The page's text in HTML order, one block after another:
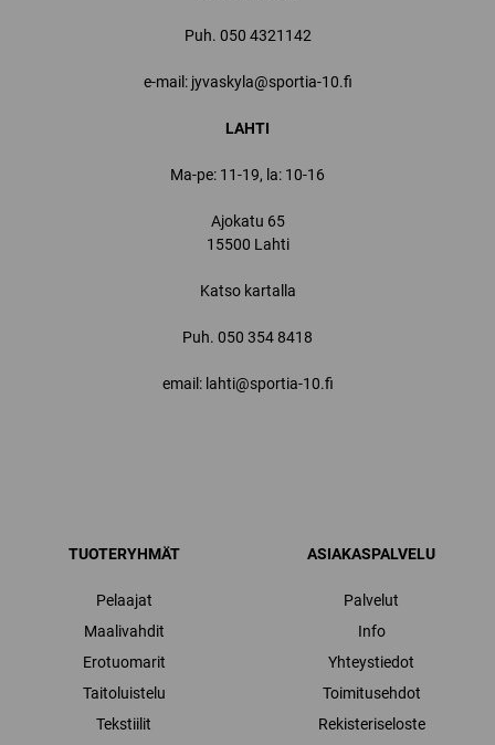
Puh. 050 4321142
e-mail: jyvaskyla@sportia-10.fi
LAHTI
Ma-pe: 11-19, la: 10-16
Ajokatu 65
15500 Lahti
Katso kartalla
Puh. 050 354 8418
email: lahti@sportia-10.fi
TUOTERYHMÄT
Pelaajat
Maalivahdit
Erotuomarit
Taitoluistelu
Tekstiilit
ASIAKASPALVELU
Palvelut
Info
Yhteystiedot
Toimitusehdot
Rekisteriseloste